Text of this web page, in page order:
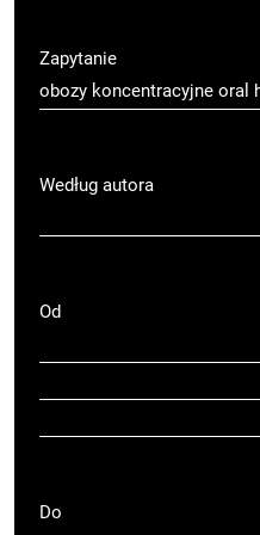
Zapytanie
Według autora
Od
Do